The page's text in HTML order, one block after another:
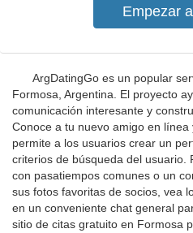
ArgDatingGo es un popular
Formosa, Argentina. El proyecto
comunicación interesante y
Conoce a tu nuevo amigo en
permite a los usuarios crear un
criterios de búsqueda del usuario.
con pasatiempos comunes o un
sus fotos favoritas de socios, vea
en un conveniente chat general
sitio de citas gratuito en Formosa